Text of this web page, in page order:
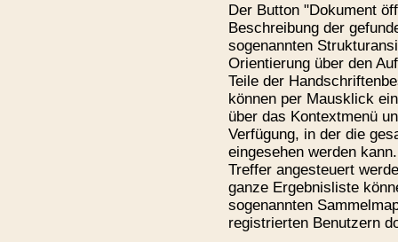
Der Button "Dokument
Beschreibung der
sogenannten
Orientierung über den
Teile der
können per Mausklick
über das Kontextmenü
Verfügung, in der die
eingesehen werden
Treffer angesteuert
ganze Ergebnisliste
sogenannten
registrierten Benutzern